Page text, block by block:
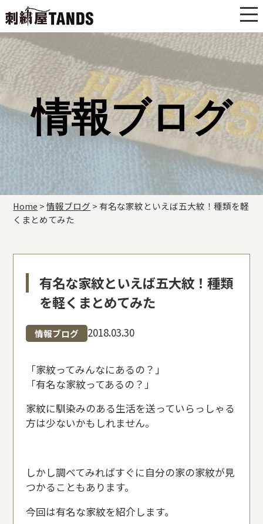
情報ブログ
Home >情報ブログ > 有名な家紋といえば五大紋！種類を軽
くまとめてみた
有名な家紋といえば五大紋！種類
を軽くまとめてみた
情報ブログ 2018.03.30
「家紋ってみんなにあるの？」
「有名な家紋ってあるの？」
家紋に馴染みのある生活を送っていらっしゃる
方は少ないかもしれません。
しかし調べてみればすぐに自分の家の家紋が見
つかることもあります。
今回は有名な家紋を紹介します。